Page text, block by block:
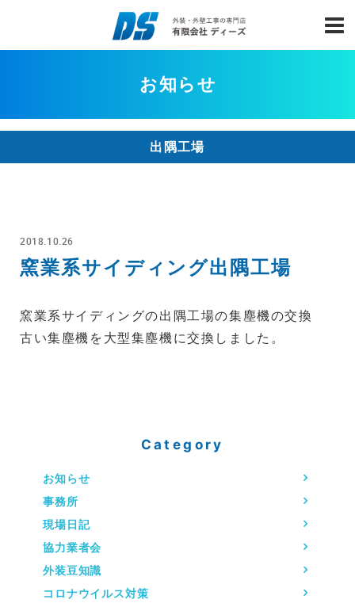
お知らせ
出隅工場
2018.10.26
窯業系サイディング出隅工場
窯業系サイディングの出隅工場の集塵機の交換
古い集塵機を大型集塵機に交換しました。
Category
お知らせ
事務所
現場日記
協力業者会
外装豆知識
コロナウイルス対策